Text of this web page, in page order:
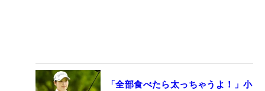
「全部食べたら太っちゃうよ！」小